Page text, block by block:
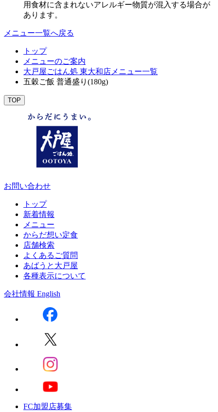
用食材に含まれないアレルギー物質が混入する場合が
あります。
メニュー一覧へ戻る
トップ
メニューのご案内
大戸屋ごはん処 東大和店メニュー一覧
五穀ご飯 普通盛り(180g)
TOP
お問い合わせ
トップ
新着情報
メニュー
からだ想い定食
店舗検索
よくあるご質問
あばうと大戸屋
各種表示について
会社情報 English
FC加盟店募集